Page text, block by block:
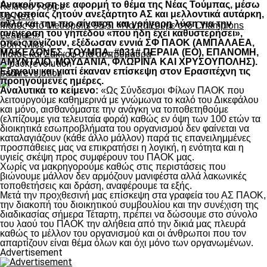
Related Topics:
Up Next
Μάτος στο Metropolis 95,5: «Να παίξουμε στο Champions
League!»
Don't Miss
Μάτος και Σάκχοφ στα ασπρόμαυρα
paokrevolution
Ανακοίνωση με αφορμή το θέμα της Νέας Τούμπας, μέσω
της οποίας ζητούν ανεξάρτητο ΑΣ και μελλοντικά αυτάρκη,
αλλά και την πιο σίγουρη και γρήγορη λύση για την
ανέγερση του γηπέδου «που ήδη έχει καθυστερήσει»,
όπως τονίζουν, εξέδωσαν εννιά ΣΦ ΠΑΟΚ (ΑΜΠΑΛΑΕΑ,
ΜΑΚΕΔΟΝΕΣ, ΤΟΥΜΠΑ, #031# ΠΕΡΑΙΑ (ΕΟ), ΕΠΑΝΟΜΗ,
ΑΜΥΝΤΑΙΟ, ΜΟΥΔΑΝΙΑ, ΦΛΩΡΙΝΑ ΚΑΙ ΧΡΥΣΟΥΠΟΛΗΣ).
Εξηγούν και γιατί έκαναν επίσκεψη στον Ερασιτέχνη τις
προηγούμενες ημέρες.
Αναλυτικά το κείμενο: «Ως Σύνδεσμοι Φίλων ΠΑΟΚ που
λειτουργούμε καθημερινά με γνώμωνα το καλό του Δικεφάλου
και μόνο, αισθανόμαστε την ανάγκη να τοποθετηθούμε
(ελπίζουμε για τελευταία φορά) καθώς εν όψη των 100 ετών τα
διοικητικά εσωπροβλήματα του οργανισμού δεν φαίνεται να
καταλαγιάζουν (κάθε άλλο μάλλον) παρά τις επανειλημμένες
προσπάθειες μας να επικρατήσει η λογική, η ενότητα και η
υγιείς σκέψη προς συμφέρουν του ΠΑΟΚ μας.
Χωρίς να μακρηγορούμε καθώς στις περιστάσεις που
βιώνουμε μάλλον δεν αρμόζουν μανιφέστα αλλά λακωνικές
τοποθετήσεις και δράση, αναφέρουμε τα εξής.
Μετά την προχθεσινή μας επίσκεψη στα γραφεία του ΑΣ ΠΑΟΚ,
την διακοπή του διοικητικού συμβουλίου και την συνέχιση της
διαδικασίας σήμερα Τέταρτη, πρέπει να δώσουμε στο σύνολο
του λαού του ΠΑΟΚ την αλήθεια από την δικιά μας πλευρά
καθώς το μέλλον του οργανισμού και οι άνθρωποι που τον
απαρτίζουν είναι θέμα όλων και όχι μόνο των οργανωμένων.
Advertisement